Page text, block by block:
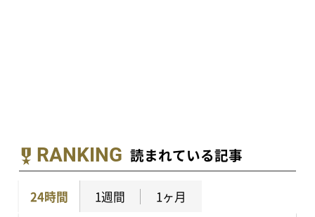
RANKING 読まれている記事
24時間 1週間 1ヶ月